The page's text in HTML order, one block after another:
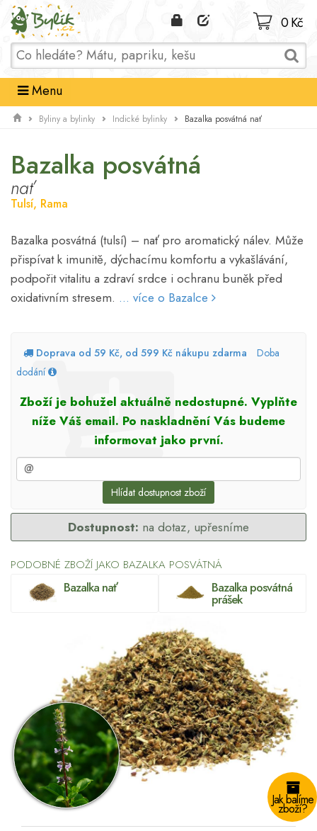
Domů
0 Kč
Menu
Byliny a bylinky Indické bylinky Bazalka posvátná nať
Bazalka posvátná
nať
Tulsí, Rama
Bazalka posvátná (tulsí) – nať pro aromatický nálev. Může
přispívat k imunitě, dýchacímu komfortu a vykašlávání,
podpořit vitalitu a zdraví srdce i ochranu buněk před
oxidativním stresem. ... více o Bazalce
Doprava od 59 Kč, od 599 Kč nákupu zdarma
Doba
dodání
Zboží je bohužel aktuálně nedostupné. Vyplňte
níže Váš email. Po naskladnění Vás budeme
informovat jako první.
Hlídat dostupnost zboží
Dostupnost: na dotaz, upřesníme
PODOBNÉ ZBOŽÍ JAKO BAZALKA POSVÁTNÁ
Bazalka nať Bazalka posvátná
prášek
Jak balíme
zboží?